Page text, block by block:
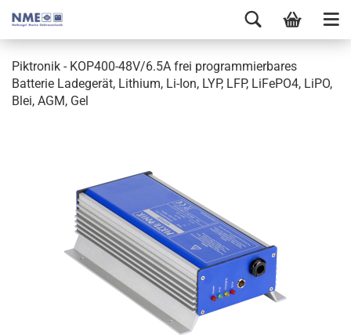
Piktronik - KOP400-48V/6.5A frei programmierbares
Batterie Ladegerät, Lithium, Li-Ion, LYP, LFP, LiFePO4, LiPO,
Blei, AGM, Gel